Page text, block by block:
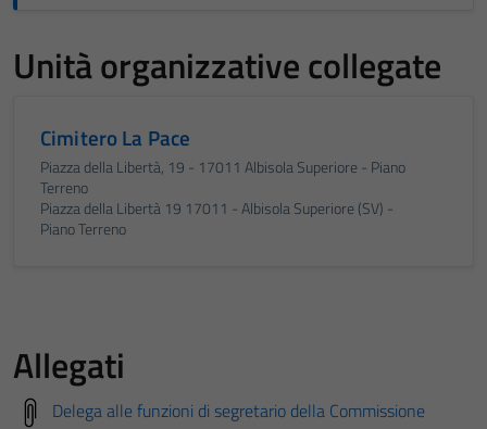
Unità organizzative collegate
Cimitero La Pace
Piazza della Libertà, 19 - 17011 Albisola Superiore - Piano
Terreno
Piazza della Libertà 19 17011 - Albisola Superiore (SV) -
Piano Terreno
Allegati
Delega alle funzioni di segretario della Commissione